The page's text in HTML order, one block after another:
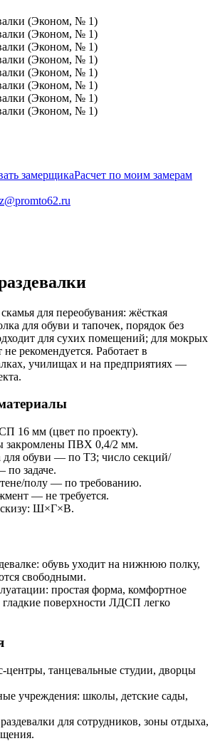
замерщикаРасчет по моим замерам
для переобувания: жёсткая
для обуви и тапочек, порядок без
для сухих помещений; для мокрых
рекомендуется. Работает в
училищах и на предприятиях —
16 мм (цвет по проекту).
закромлены ПВХ 0,4/2 мм.
обуви — по ТЗ; число секций/
по задаче.
полу — по требованию.
— не требуется.
Ш×Г×В.
обувь уходит на нижнюю полку,
свободными.
простая форма, комфортное
гладкие поверхности ЛДСП легко
танцевальные студии, дворцы
учреждения: школы, детские сады,
для сотрудников, зоны отдыха,